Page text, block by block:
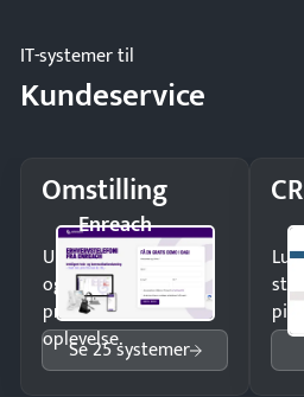
IT-systemer til
Kundeservice
Omstilling
Enreach
Undgå tabte opkald
og giv kunderne en
professionel
oplevelse.
Se 25 systemer